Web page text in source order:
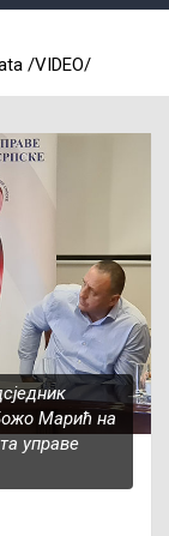
/VIDEO/
Марић на
управе